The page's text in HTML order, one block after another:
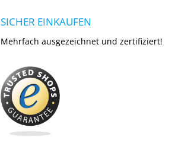
SICHER EINKAUFEN
Mehrfach ausgezeichnet und zertifiziert!